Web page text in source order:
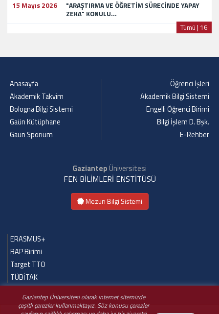
Gaziantep Üniversitesi olarak internet sitemizde
çeşitli çerezler kullanmaktayız. Söz konusu çerezler
15 Mayıs 2026
"ARAŞTIRMA VE ÖĞRETİM SÜRECİNDE YAPAY
ZEKA" KONULU...
Tümü | 16
Anasayfa
Akademik Takvim
Bologna Bilgi Sistemi
Gaün Kütüphane
Gaün Sporium
Öğrenci İşleri
Akademik Bilgi Sistemi
Engelli Öğrenci Birimi
Bilgi İşlem D. Bşk.
E-Rehber
GaziantepÜniversitesi
FEN BİLİMLERİ ENSTİTÜSÜ
Mezun Bilgi Sistemi
ERASMUS+
BAP Birimi
Target TTO
TÜBİTAK